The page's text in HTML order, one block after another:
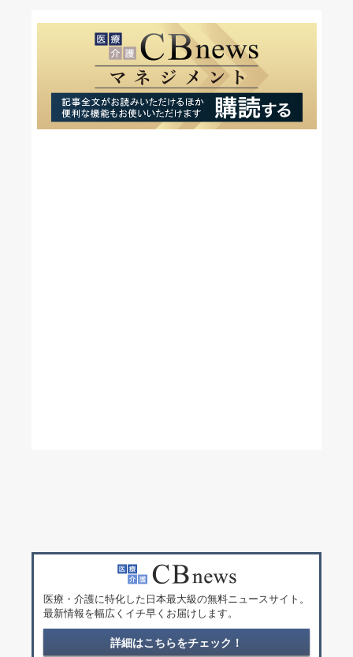
医療・介護に特化した日本最大級の無料ニュースサイト。
最新情報を幅広くイチ早くお届けします。
詳細はこちらをチェック！